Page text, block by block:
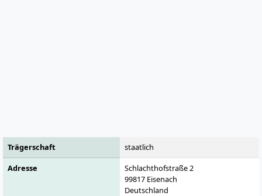
Trägerschaft
staatlich
Adresse
Schlachthofstraße 2
99817 Eisenach
Deutschland